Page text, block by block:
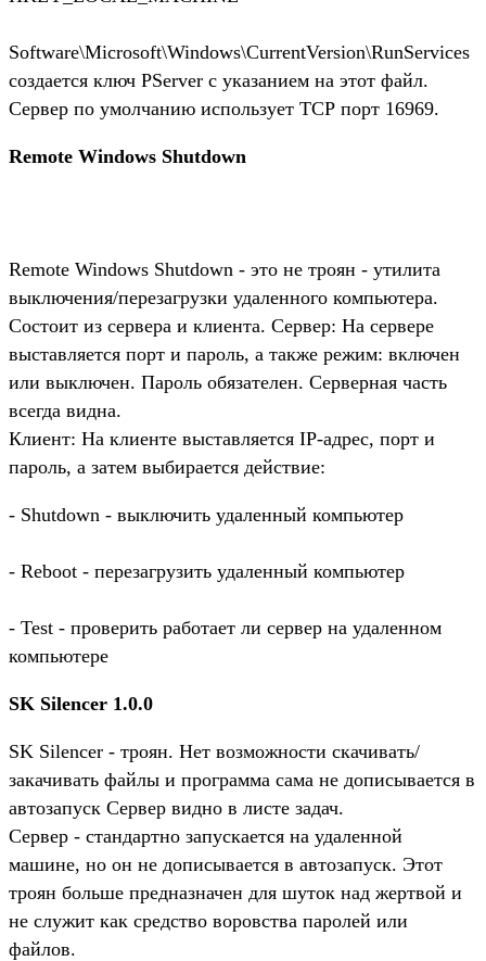
Software\Microsoft\Windows\CurrentVersion\RunServices
создается ключ PServer с указанием на этот файл.
Сервер по умолчанию использует ТСР порт 16969.
Remote Windows Shutdown
Remote Windows Shutdown - это не троян - утилита
выключения/перезагрузки удаленного компьютера.
Состоит из сервера и клиента. Сервер: На сервере
выставляется порт и пароль, а также режим: включен
или выключен. Пароль обязателен. Серверная часть
всегда видна.
Клиент: На клиенте выставляется IP-адрес, порт и
пароль, а затем выбирается действие:
- Shutdown - выключить удаленный компьютер
- Reboot - перезагрузить удаленный компьютер
- Test - проверить работает ли сервер на удаленном
компьютере
SK Silencer 1.0.0
SK Silencer - троян. Нет возможности скачивать/
закачивать файлы и программа сама не дописывается в
автозапуск Сервер видно в листе задач.
Сервер - стандартно запускается на удаленной
машине, но он не дописывается в автозапуск. Этот
троян больше предназначен для шуток над жертвой и
не служит как средство воровства паролей или
файлов.